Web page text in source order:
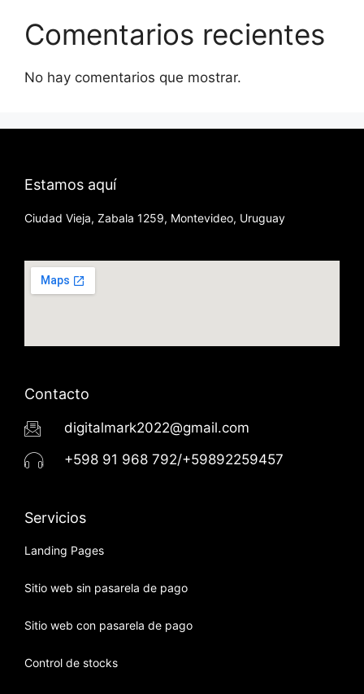
Comentarios recientes
No hay comentarios que mostrar.
Estamos aquí
Ciudad Vieja, Zabala 1259, Montevideo, Uruguay
Contacto
digitalmark2022@gmail.com
+598 91 968 792/+59892259457
Servicios
Landing Pages
Sitio web sin pasarela de pago
Sitio web con pasarela de pago
Control de stocks